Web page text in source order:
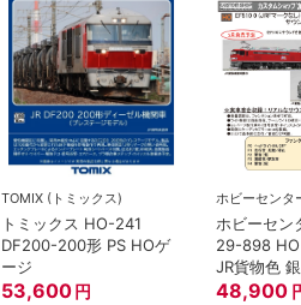
TOMIX (トミックス)
トミックス HO-241
DF200-200形 PS HOゲ
ージ
53,600 円
ホビーセンタ
ホビーセン
29-898
JR貨物色
ド搭載済
48,900